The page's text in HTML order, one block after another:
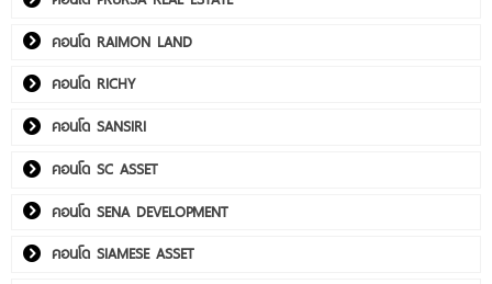
คอนโด RAIMON LAND
คอนโด RICHY
คอนโด SANSIRI
คอนโด SC ASSET
คอนโด SENA DEVELOPMENT
คอนโด SIAMESE ASSET